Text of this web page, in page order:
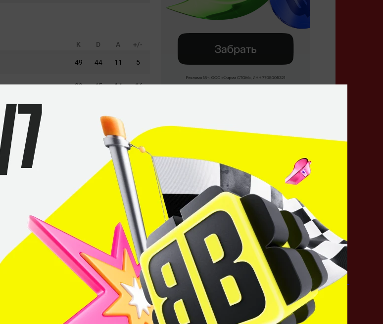
K D A +/-
49 44 11 5
29 45 14 -16
13 -6
8
«aVN» Belojica
Nemanja «nEMANHA» Đukić